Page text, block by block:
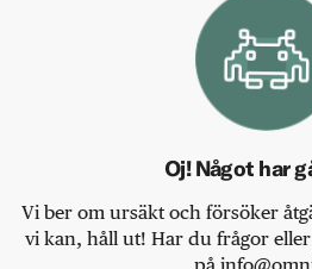
Oj! Något har
Vi ber om ursäkt och försöker
vi kan, håll ut! Har du frågor